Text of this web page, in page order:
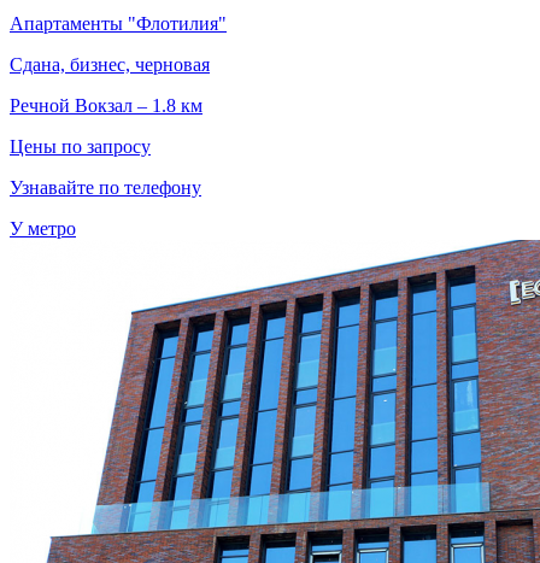
Апартаменты "Флотилия"
Сдана, бизнес, черновая
Речной Вокзал – 1.8 км
Цены по запросу
Узнавайте по телефону
У метро